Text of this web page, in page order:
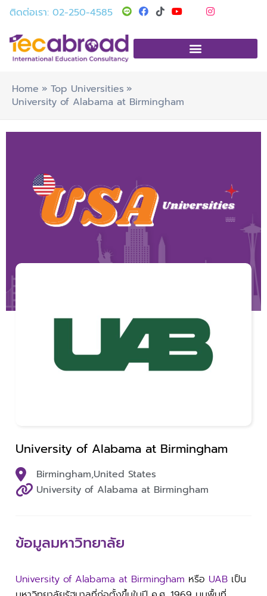
Skip
content
ติดต่อเรา: 02-250-4585 T
i
t
k
Y
o
t
b
I
n
t
g
Home
Top Universities
University of Alabama at Birmingham
University of Alabama at Birmingham
Birmingham,United States
University of Alabama at Birmingham
ข้อมูลมหาวิทยาลัย
University of Alabama at Birmingham หรือ UAB เป็น